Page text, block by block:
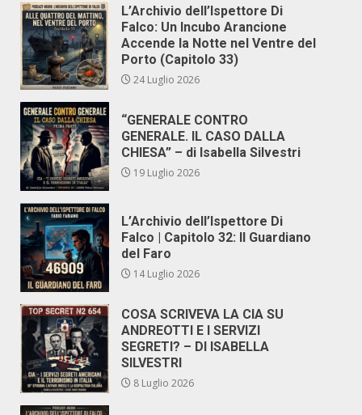
L’Archivio dell’Ispettore Di
Falco: Un Incubo Arancione
Accende la Notte nel Ventre del
Porto (Capitolo 33)
24 Luglio 2026
“GENERALE CONTRO
GENERALE. IL CASO DALLA
CHIESA” – di Isabella Silvestri
19 Luglio 2026
L’Archivio dell’Ispettore Di
Falco | Capitolo 32: Il Guardiano
del Faro
14 Luglio 2026
COSA SCRIVEVA LA CIA SU
ANDREOTTI E I SERVIZI
SEGRETI? – DI ISABELLA
SILVESTRI
8 Luglio 2026